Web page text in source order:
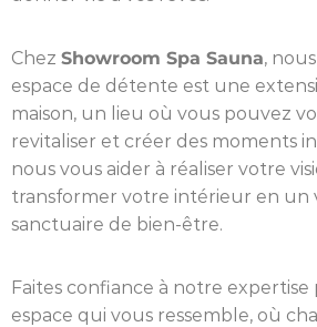
Chez Showroom Spa Sauna,
espace de détente est une
maison, un lieu où vous pouvez
revitaliser et créer des moments
nous vous aider à réaliser votre
transformer votre intérieur en un
sanctuaire de bien-être.
Faites confiance à notre
espace qui vous ressemble, où